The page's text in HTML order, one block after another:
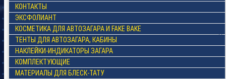
КОНТАКТЫ
ЭКСФОЛИАНТ
КОСМЕТИКА ДЛЯ АВТОЗАГАРА И FAKE BAKE
ТЕНТЫ ДЛЯ АВТОЗАГАРА, КАБИНЫ
НАКЛЕЙКИ-ИНДИКАТОРЫ ЗАГАРА
КОМПЛЕКТУЮЩИЕ
МАТЕРИАЛЫ ДЛЯ БЛЕСК-ТАТУ